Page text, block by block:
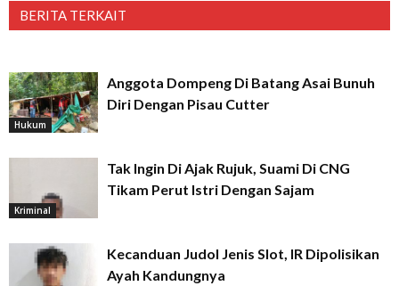
BERITA TERKAIT
Hukum
Anggota Dompeng Di Batang Asai Bunuh
Diri Dengan Pisau Cutter
Kriminal
Tak Ingin Di Ajak Rujuk, Suami Di CNG
Tikam Perut Istri Dengan Sajam
Kecanduan Judol Jenis Slot, IR Dipolisikan
Ayah Kandungnya